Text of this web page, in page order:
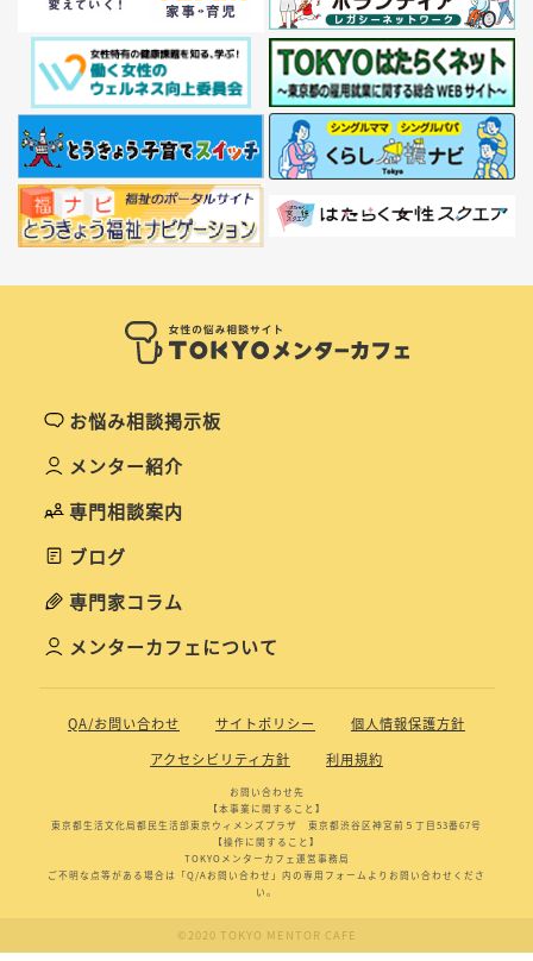
お悩み相談掲示板
メンター紹介
専門相談案内
ブログ
専門家コラム
メンターカフェについて
QA/お問い合わせ サイトポリシー
個人情報保護方針
アクセシビリティ方針
利用規約
お問い合わせ先
【本事業に関すること】
東京都生活文化局都民生活部東京ウィメンズプラザ 東京都渋谷区神宮前５丁目53番67号
【操作に関すること】
TOKYOメンターカフェ運営事務局
ご不明な点等がある場合は「Q/Aお問い合わせ」内の専用フォームよりお問い合わせくださ
い。
©2020 TOKYO MENTOR CAFE